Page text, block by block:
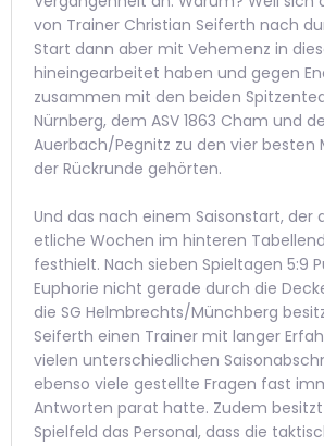
von Trainer Christian Seiferth nach
Start dann aber mit Vehemenz in
hineingearbeitet haben und gegen
zusammen mit den beiden
Nürnberg, dem ASV 1863 Cham und
Auerbach/Pegnitz zu den vier besten
der Rückrunde gehörten.
Und das nach einem Saisonstart, der
etliche Wochen im hinteren
festhielt. Nach sieben Spieltagen 5:9
Euphorie nicht gerade durch die
die SG Helmbrechts/Münchberg
Seiferth einen Trainer mit langer
vielen unterschiedlichen
ebenso viele gestellte Fragen fast
Antworten parat hatte. Zudem
Spielfeld das Personal, dass die